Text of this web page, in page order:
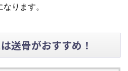
ります。
送骨がおすすめ！